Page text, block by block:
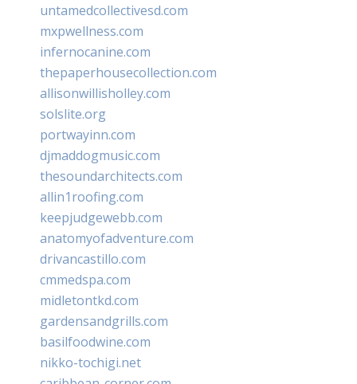
untamedcollectivesd.com
mxpwellness.com
infernocanine.com
thepaperhousecollection.com
allisonwillisholley.com
solslite.org
portwayinn.com
djmaddogmusic.com
thesoundarchitects.com
allin1roofing.com
keepjudgewebb.com
anatomyofadventure.com
drivancastillo.com
cmmedspa.com
midletontkd.com
gardensandgrills.com
basilfoodwine.com
nikko-tochigi.net